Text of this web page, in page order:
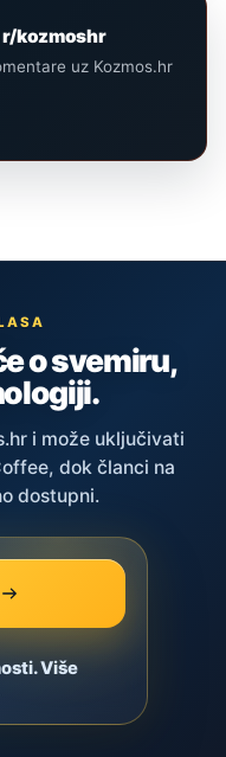
r/kozmoshr
uz Kozmos.hr
o svemiru,
i može uključivati
dok članci na
dostupni.
Više